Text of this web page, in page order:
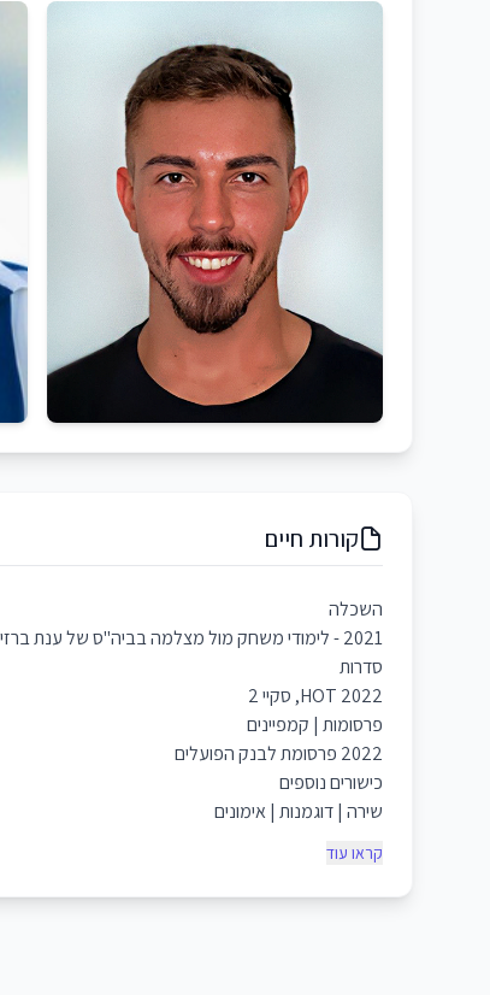
קורות חיים
השכלה
2021 - לימודי משחק מול מצלמה בביה"ס של ענת ברזילי
סדרות
2022 HOT, סקיי 2
פרסומות | קמפיינים
2022 פרסומת לבנק הפועלים
כישורים נוספים
שירה | דוגמנות | אימונים
קראו עוד